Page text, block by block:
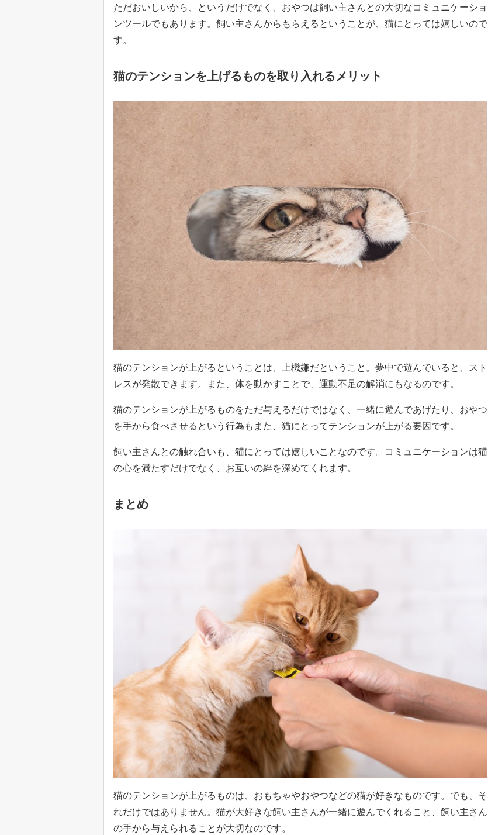
ただおいしいから、というだけでなく、おやつは飼い主さんとの大切なコミュニケーショ
ンツールでもあります。飼い主さんからもらえるということが、猫にとっては嬉しいので
す。
猫のテンションを上げるものを取り入れるメリット
猫のテンションが上がるということは、上機嫌だということ。夢中で遊んでいると、スト
レスが発散できます。また、体を動かすことで、運動不足の解消にもなるのです。
猫のテンションが上がるものをただ与えるだけではなく、一緒に遊んであげたり、おやつ
を手から食べさせるという行為もまた、猫にとってテンションが上がる要因です。
飼い主さんとの触れ合いも、猫にとっては嬉しいことなのです。コミュニケーションは猫
の心を満たすだけでなく、お互いの絆を深めてくれます。
まとめ
猫のテンションが上がるものは、おもちゃやおやつなどの猫が好きなものです。でも、そ
れだけではありません。猫が大好きな飼い主さんが一緒に遊んでくれること、飼い主さん
の手から与えられることが大切なのです。